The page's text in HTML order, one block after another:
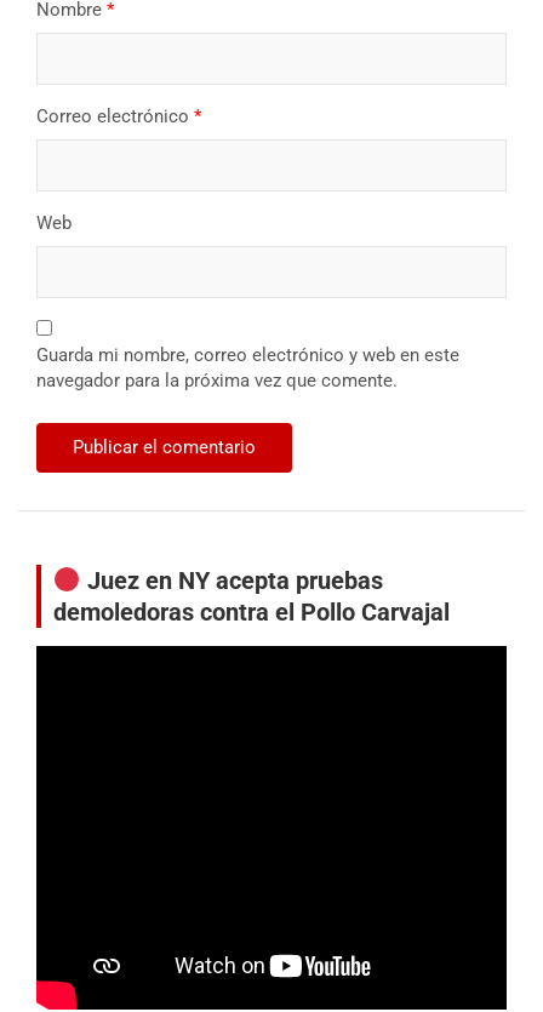
Nombre *
Correo electrónico *
Web
Guarda mi nombre, correo electrónico y web en este
navegador para la próxima vez que comente.
Juez en NY acepta pruebas
demoledoras contra el Pollo Carvajal